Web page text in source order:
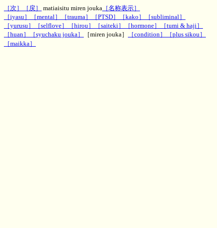
［次］ ［戻］ matiaisitu miren jouka ［名称表示］
［iyasu］
［mental］ ［trauma］ ［PTSD］ ［kako］
［subliminal］
［yurusu］
［selflove］ ［hirou］ ［saiteki］ ［hormone］
［tumi & haji］
［huan］
［syuchaku jouka］ ［miren jouka］ ［condition］
［plus sikou］
［maikka］